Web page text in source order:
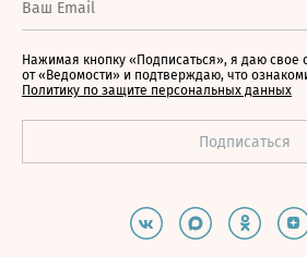
Нажимая кнопку «Подписаться», я даю свое
от «Ведомости» и подтверждаю, что
Политику по защите персональных данных